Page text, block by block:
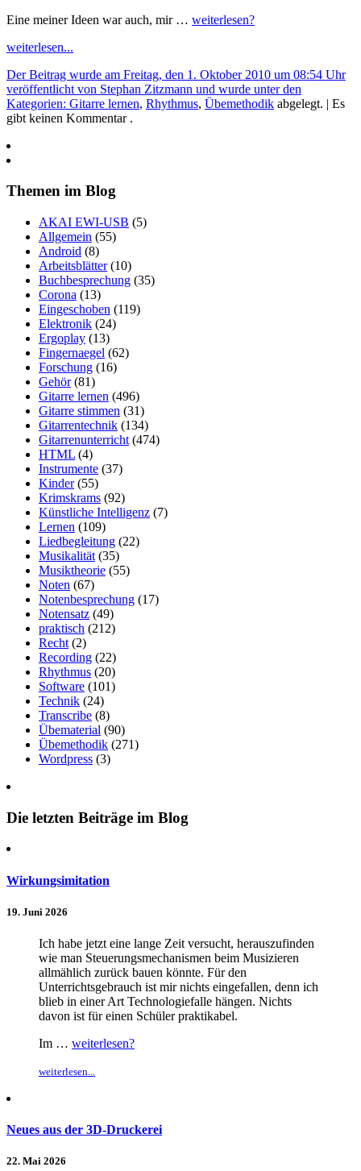
Eine meiner Ideen war auch, mir … weiterlesen?
weiterlesen...
Der Beitrag wurde am Freitag, den 1. Oktober 2010 um 08:54 Uhr
veröffentlicht von Stephan Zitzmann und wurde unter den
Kategorien: Gitarre lernen, Rhythmus, Übemethodik abgelegt. | Es
gibt keinen Kommentar .
Themen im Blog
AKAI EWI-USB (5)
Allgemein (55)
Android (8)
Arbeitsblätter(10)
Buchbesprechung (35)
Corona (13)
Eingeschoben (119)
Elektronik (24)
Ergoplay (13)
Fingernaegel (62)
Forschung (16)
Gehör(81)
Gitarre lernen (496)
Gitarre stimmen (31)
Gitarrentechnik (134)
Gitarrenunterricht (474)
HTML (4)
Instrumente (37)
Kinder(55)
Krimskrams (92)
Künstliche Intelligenz (7)
Lernen (109)
Liedbegleitung (22)
Musikalität (35)
Musiktheorie (55)
Noten (67)
Notenbesprechung (17)
Notensatz (49)
praktisch (212)
Recht (2)
Recording (22)
Rhythmus (20)
Software (101)
Technik (24)
Transcribe (8)
Übematerial (90)
Übemethodik (271)
Wordpress (3)
Die letzten Beiträge im Blog
Wirkungsimitation
19. Juni 2026
Ich habe jetzt eine lange Zeit versucht, herauszufinden
wie man Steuerungsmechanismen beim Musizieren
allmählich zurück bauen könnte. Für den
Unterrichtsgebrauch ist mir nichts eingefallen, denn ich
blieb in einer Art Technologiefalle hängen. Nichts
davon ist für einen Schüler praktikabel.
Im … weiterlesen?
weiterlesen...
Neues aus der 3D-Druckerei
22. Mai 2026